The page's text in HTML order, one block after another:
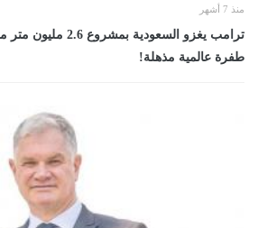
منذ 7 أشهر
طفرة عالمية مذهلة!